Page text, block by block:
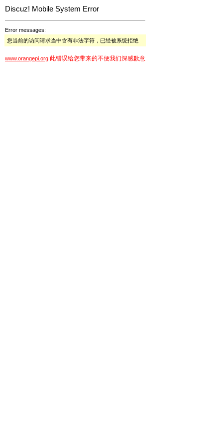
Discuz! Mobile System Error
Error messages:
您当前的访问请求当中含有非法字符，已经被系统拒绝
www.orangepi.org 此错误给您带来的不便我们深感歉意